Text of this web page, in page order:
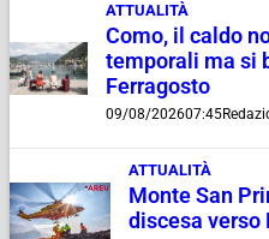
ATTUALITÀ
Como, il caldo
temporali ma si
Ferragosto
09/08/202607:45
ATTUALITÀ
Monte San
discesa verso